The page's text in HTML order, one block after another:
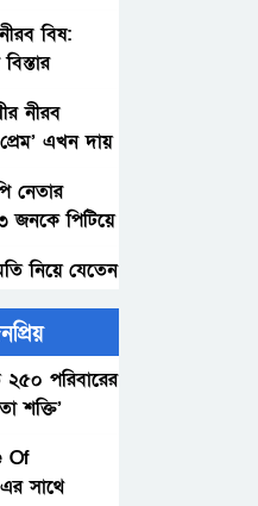
বিষ:
নীরব
এখন দায়
নেতার
জনকে পিটিয়ে
নিয়ে যেতেন
পুলিশ
গ্রেফতার
২৫০ পরিবারের
শক্তি’
Of
সাথে